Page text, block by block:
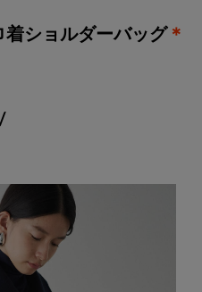
着ショルダーバッグ ＊
/